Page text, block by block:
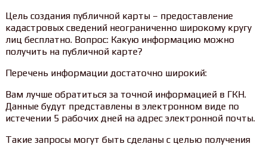
Цель создания публичной карты – предоставление
кадастровых сведений неограниченно широкому кругу
лиц бесплатно. Вопрос: Какую информацию можно
получить на публичной карте?
Перечень информации достаточно широкий:
Вам лучше обратиться за точной информацией в ГКН.
Данные будут представлены в электронном виде по
истечении 5 рабочих дней на адрес электронной почты.
Такие запросы могут быть сделаны с целью получения